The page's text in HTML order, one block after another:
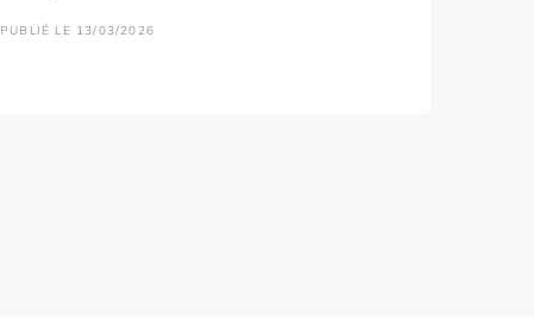
PUBLIÉ LE 13/03/2026